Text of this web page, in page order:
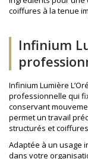
coiffures à la tenue
Infinium
Infinium Lumière
professionnelle qui
conservant
permet un travail
structurés et
Adaptée à un usage
dans votre